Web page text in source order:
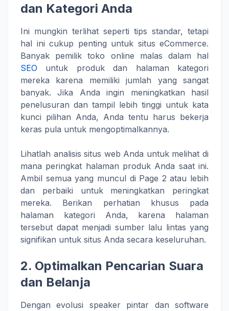
dan Kategori Anda
Ini mungkin terlihat seperti tips standar, tetapi
hal ini cukup penting untuk situs eCommerce.
Banyak pemilik toko online malas dalam hal
SEO untuk produk dan halaman kategori
mereka karena memiliki jumlah yang sangat
banyak. Jika Anda ingin meningkatkan hasil
penelusuran dan tampil lebih tinggi untuk kata
kunci pilihan Anda, Anda tentu harus bekerja
keras pula untuk mengoptimalkannya.
Lihatlah analisis situs web Anda untuk melihat di
mana peringkat halaman produk Anda saat ini.
Ambil semua yang muncul di Page 2 atau lebih
dan perbaiki untuk meningkatkan peringkat
mereka. Berikan perhatian khusus pada
halaman kategori Anda, karena halaman
tersebut dapat menjadi sumber lalu lintas yang
signifikan untuk situs Anda secara keseluruhan.
2. Optimalkan Pencarian Suara
dan Belanja
Dengan evolusi speaker pintar dan software